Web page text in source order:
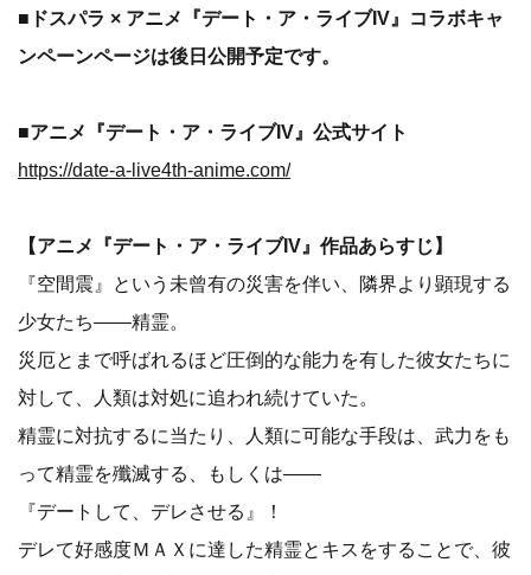
■ドスパラ × アニメ『デート・ア・ライブIV』コラボキャ
ンペーンページは後日公開予定です。
■アニメ『デート・ア・ライブIV』公式サイト
https://date-a-live4th-anime.com/
【アニメ『デート・ア・ライブIV』作品あらすじ】
『空間震』という未曾有の災害を伴い、隣界より顕現する
少女たち――精霊。
災厄とまで呼ばれるほど圧倒的な能力を有した彼女たちに
対して、人類は対処に追われ続けていた。
精霊に対抗するに当たり、人類に可能な手段は、武力をも
って精霊を殲滅する、もしくは――
『デートして、デレさせる』！
デレて好感度ＭＡＸに達した精霊とキスをすることで、彼